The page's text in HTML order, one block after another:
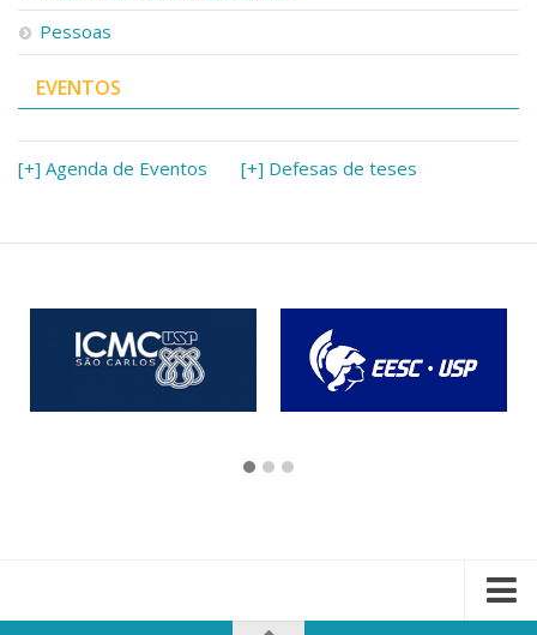
Pessoas
EVENTOS
[+] Agenda de Eventos [+] Defesas de teses